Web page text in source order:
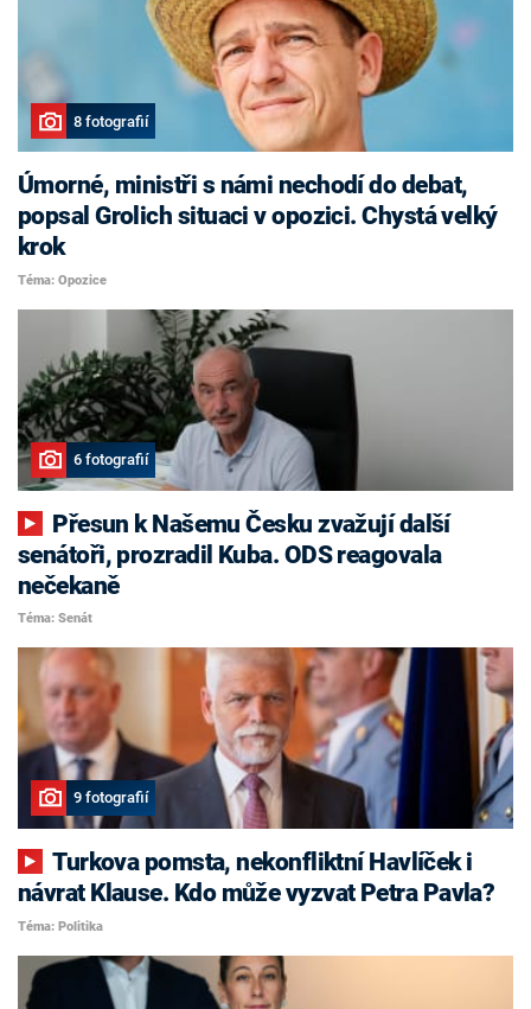
8 fotografií
Úmorné, ministři s námi nechodí do debat,
popsal Grolich situaci v opozici. Chystá velký
krok
Téma: Opozice
6 fotografií
senátoři, prozradil Kuba. ODS reagovala
nečekaně
Téma: Senát
9 fotografií
Turkova pomsta, nekonfliktní Havlíček i
návrat Klause. Kdo může vyzvat Petra Pavla?
Téma: Politika